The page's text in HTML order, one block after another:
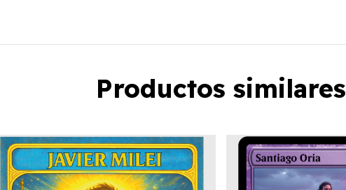
Productos similares